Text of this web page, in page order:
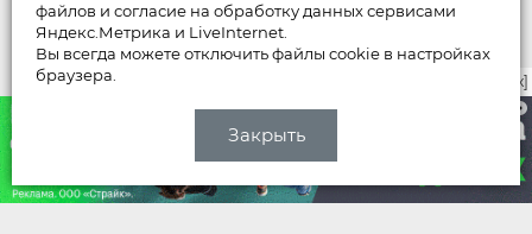
закрыть [x]
файлов и согласие на обработку данных сервисами
Яндекс.Метрика и LiveInternet.
Вы всегда можете отключить файлы cookie в настройках
браузера.
Закрыть